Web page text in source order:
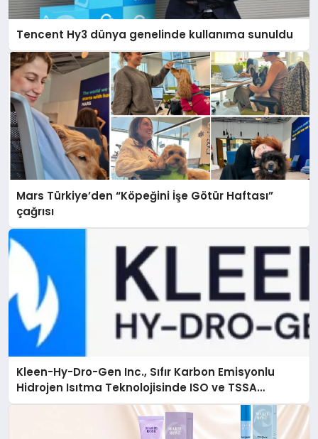
Tencent Hy3 dünya genelinde kullanıma sunuldu
Mars Türkiye’den “Köpeğini İşe Götür Haftası”
çağrısı
Kleen-Hy-Dro-Gen Inc., Sıfır Karbon Emisyonlu
Hidrojen Isıtma Teknolojisinde ISO ve TSSA
Düzenleyici Onaylarını Aldı